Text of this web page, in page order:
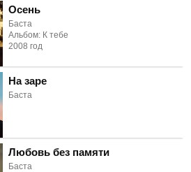
Осень
Баста
Альбом: К тебе
2008 год
На заре
Баста
Любовь без памяти
Баста